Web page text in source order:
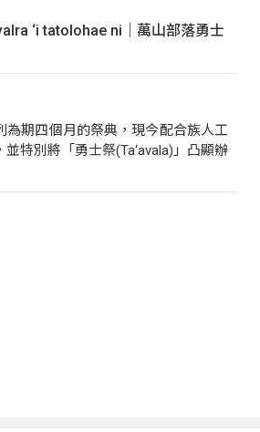
‘i tatolohae ni｜萬山部落勇士
為期四個月的祭典，現今配合族人工
特別將「勇士祭(Ta‘avala)」凸顯辦